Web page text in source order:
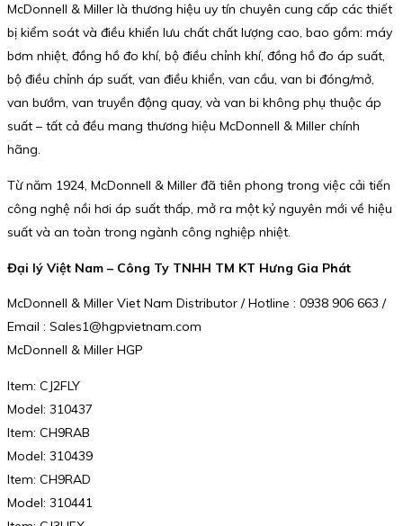
McDonnell & Miller là thương hiệu uy tín chuyên cung cấp các thiết
bị kiểm soát và điều khiển lưu chất chất lượng cao, bao gồm: máy
bơm nhiệt, đồng hồ đo khí, bộ điều chỉnh khí, đồng hồ đo áp suất,
bộ điều chỉnh áp suất, van điều khiển, van cầu, van bi đóng/mở,
van bướm, van truyền động quay, và van bi không phụ thuộc áp
suất – tất cả đều mang thương hiệu McDonnell & Miller chính
hãng.
Từ năm 1924, McDonnell & Miller đã tiên phong trong việc cải tiến
công nghệ nồi hơi áp suất thấp, mở ra một kỷ nguyên mới về hiệu
suất và an toàn trong ngành công nghiệp nhiệt.
Đại lý Việt Nam – Công Ty TNHH TM KT Hưng Gia Phát
McDonnell & Miller Viet Nam Distributor / Hotline : 0938 906 663 /
Email : Sales1@hgpvietnam.com
McDonnell & Miller HGP
Item: CJ2FLY
Model: 310437
Item: CH9RAB
Model: 310439
Item: CH9RAD
Model: 310441